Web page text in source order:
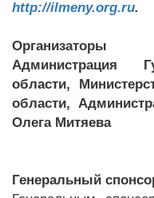
http://ilmeny.org.ru.
Организаторы
Администрация
области,
области,
Олега Митяева
Генеральный